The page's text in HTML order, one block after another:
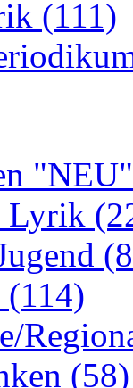
(111)
Lyrik
(114)
(58)